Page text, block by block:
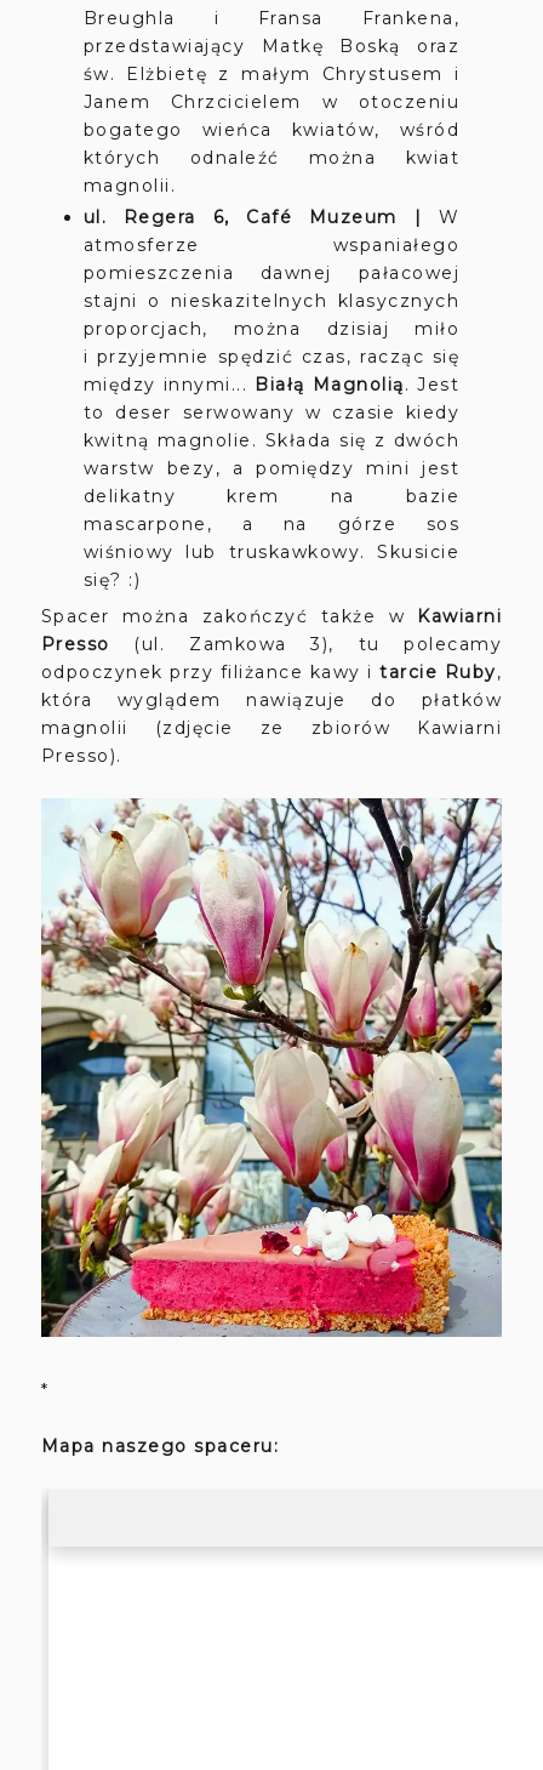
Breughla i Fransa Frankena,
przedstawiający Matkę Boską oraz
św. Elżbietę z małym Chrystusem i
Janem Chrzcicielem w otoczeniu
bogatego wieńca kwiatów, wśród
których odnaleźć można kwiat
magnolii.
ul. Regera 6, Café Muzeum
W
atmosferze wspaniałego
pomieszczenia dawnej pałacowej
stajni o nieskazitelnych klasycznych
proporcjach, można dzisiaj miło
i przyjemnie spędzić czas, racząc się
między innymi...
Białą Magnolią. Jest
to deser serwowany w czasie kiedy
kwitną magnolie. Składa się z dwóch
warstw bezy, a pomiędzy mini jest
delikatny krem na bazie
mascarpone, a na górze sos
wiśniowy lub truskawkowy. Skusicie
się? :)
Spacer można zakończyć także w
Kawiarni
Presso (ul. Zamkowa 3), tu polecamy
odpoczynek przy filiżance kawy itarcie Ruby,
która wyglądem nawiązuje do płatków
magnolii (zdjęcie ze zbiorów Kawiarni
Presso).
*
Mapa naszego spaceru: